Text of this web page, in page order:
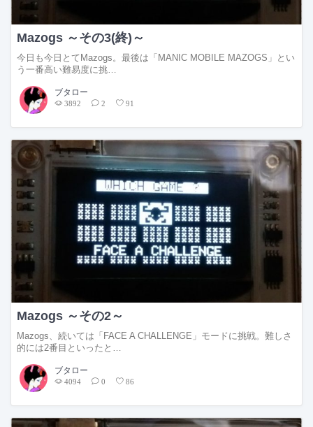
Mazogs ～その3(終)～
今日も今日とてMazogs。最後は「MANIC MOBILE MAZOGS」とい
う一番高い難易度に挑…
ブタロー
3892 2 91
Mazogs ～その2～
Mazogs、続いては「FACE A CHALLENGE」モードに挑戦。難しさ
的には2番目といったと…
ブタロー
4094 0 86